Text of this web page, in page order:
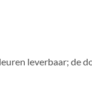
leverbaar;